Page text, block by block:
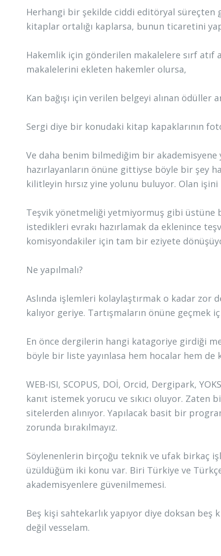
Herhangi bir şekilde ciddi editöryal süreçten
kitaplar ortalığı kaplarsa, bunun ticaretini
Hakemlik için gönderilen makalelere sırf atıf
makalelerini ekleten hakemler olursa,
Kan bağışı için verilen belgeyi alınan ödüller
Sergi diye bir konudaki kitap kapaklarının
Ve daha benim bilmediğim bir
hazırlayanların önüne gittiyse böyle bir şey
kilitleyin hırsız yine yolunu buluyor. Olan
Teşvik yönetmeliği yetmiyormuş gibi
istedikleri evrakı hazırlamak da eklenince
komisyondakiler için tam bir eziyete
Ne yapılmalı?
Aslında işlemleri kolaylaştırmak o kadar zor
kalıyor geriye. Tartışmaların önüne geçmek
En önce dergilerin hangi katagoriye girdiği
böyle bir liste yayınlasa hem hocalar hem
WEB-ISI, SCOPUS, DOİ, Orcid, Dergipark,
kanıt istemek yorucu ve sıkıcı oluyor.
sitelerden alınıyor. Yapılacak basit bir
zorunda bırakılmayız.
Söylenenlerin birçoğu teknik ve ufak birkaç
üzüldüğüm iki konu var. Biri Türkiye ve
akademisyenlere güvenilmemesi.
Beş kişi sahtekarlık yapıyor diye doksan beş
değil vesselam.